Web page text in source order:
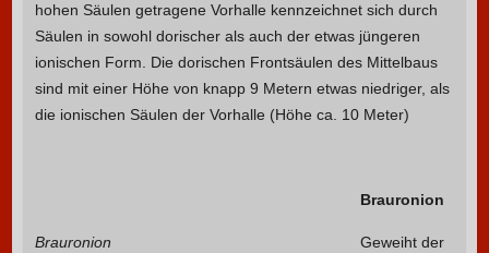
hohen Säulen getragene Vorhalle kennzeichnet sich durch
Säulen in sowohl dorischer als auch der etwas jüngeren
ionischen Form. Die dorischen Frontsäulen des Mittelbaus
sind mit einer Höhe von knapp 9 Metern etwas niedriger, als
die ionischen Säulen der Vorhalle (Höhe ca. 10 Meter)
Brauronion
Brauronion
Geweiht der